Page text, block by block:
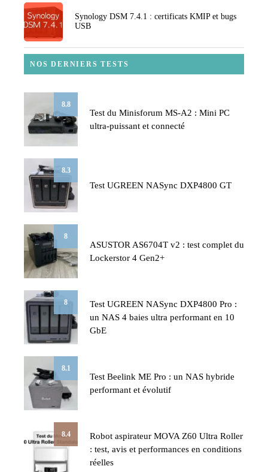
Synology DSM 7.4.1 : certificats KMIP et bugs
USB
NOS DERNIERS TESTS
8.8
Test du Minisforum MS-A2 : Mini PC
ultra-puissant et connecté
8.3
Test UGREEN NASync DXP4800 GT
8
ASUSTOR AS6704T v2 : test complet du
Lockerstor 4 Gen2+
8
Test UGREEN NASync DXP4800 Pro :
un NAS 4 baies ultra performant en 10
GbE
8.1
Test Beelink ME Pro : un NAS hybride
performant et évolutif
8.4
Robot aspirateur MOVA Z60 Ultra Roller
: test, avis et performances en conditions
réelles